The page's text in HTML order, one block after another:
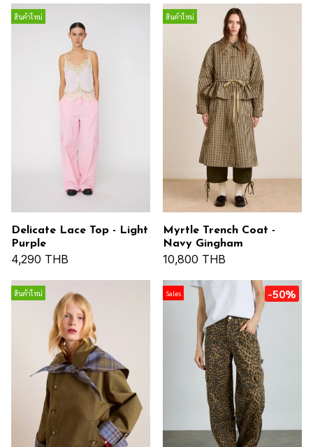
สินค้าใหม่
Delicate Lace Top - Light
Purple
4,290 THB
สินค้าใหม่
Myrtle Trench Coat -
Navy Gingham
10,800 THB
สินค้าใหม่ Sales -50%